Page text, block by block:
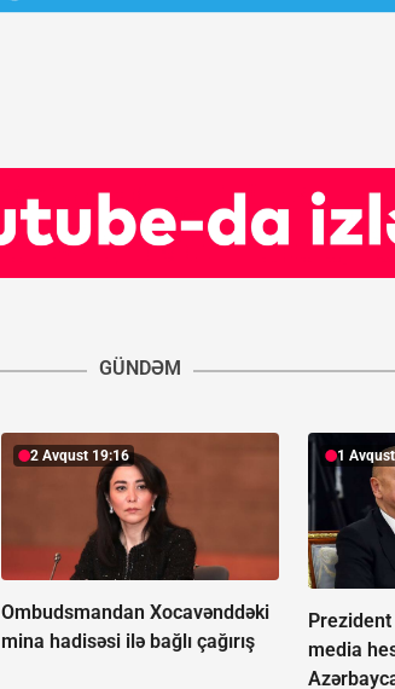
GÜNDƏM
2 Avqust 19:16
Ombudsmandan Xocavənddəki
mina hadisəsi ilə bağlı çağırış
1
media